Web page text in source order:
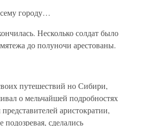
городу…
Несколько солдат было
до полуночи арестованы.
путешествий но Сибири,
о мельчайшей подробностях
аристократии,
подозревая, сделались